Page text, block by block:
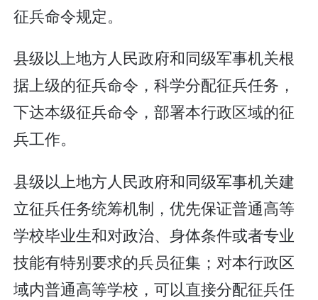
征兵命令规定。
县级以上地方人民政府和同级军事机关根
据上级的征兵命令，科学分配征兵任务，
下达本级征兵命令，部署本行政区域的征
兵工作。
县级以上地方人民政府和同级军事机关建
立征兵任务统筹机制，优先保证普通高等
学校毕业生和对政治、身体条件或者专业
技能有特别要求的兵员征集；对本行政区
域内普通高等学校，可以直接分配征兵任